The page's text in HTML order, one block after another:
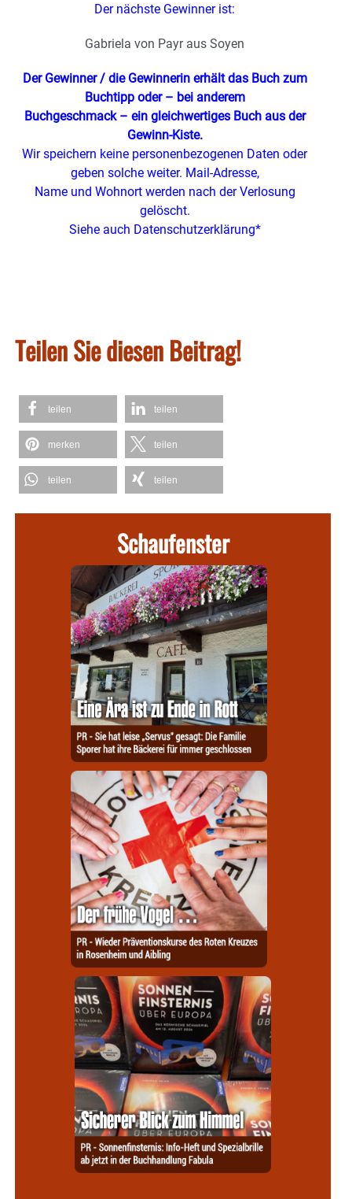
Der nächste Gewinner ist:
Gabriela von Payr aus Soyen
Der Gewinner / die Gewinnerin erhält das Buch zum
Buchtipp oder – bei anderem
Buchgeschmack – ein gleichwertiges Buch aus der
Gewinn-Kiste.
Wir speichern keine personenbezogenen Daten oder
geben solche weiter. Mail-Adresse,
Name und Wohnort werden nach der Verlosung
gelöscht.
Siehe auch Datenschutzerklärung*
Teilen Sie diesen Beitrag!
teilen teilen
merken teilen
teilen teilen
Schaufenster